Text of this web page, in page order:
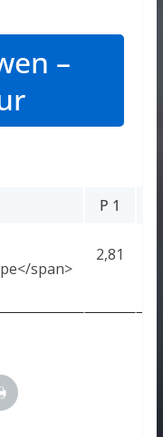
–
P 1
2,81